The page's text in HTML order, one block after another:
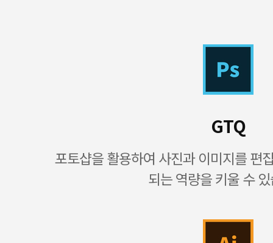
GTQ
포토샵을 활용하여 사진과 이미지를 편
되는 역량을 키울 수